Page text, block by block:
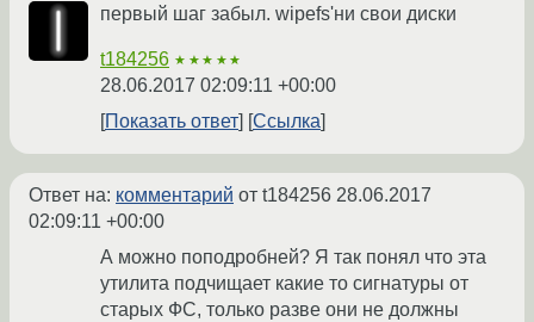
первый шаг забыл. wipefs'ни свои диски
t184256 ★★★★★
28.06.2017 02:09:11 +00:00
Показать ответ
Ссылка
Ответ на: комментарий от t184256 28.06.2017
02:09:11 +00:00
А можно поподробней? Я так понял что эта
утилита подчищает какие то сигнатуры от
старых ФС, только разве они не должны